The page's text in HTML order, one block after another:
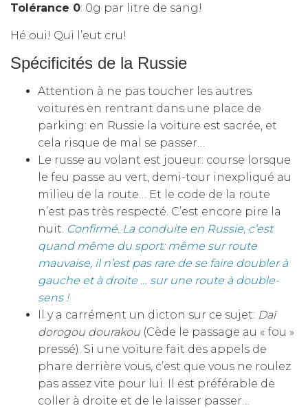
Tolérance 0: 0g par litre de sang!
Hé oui! Qui l’eut cru!
Spécificités de la Russie
Attention à ne pas toucher les autres
voitures en rentrant dans une place de
parking: en Russie la voiture est sacrée, et
cela risque de mal se passer…
Le russe au volant est joueur: course lorsque
le feu passe au vert, demi-tour inexpliqué au
milieu de la route… Et le code de la route
n’est pas très respecté. C’est encore pire la
nuit. Confirmé. La conduite en Russie, c’est
quand même du sport: même sur route
mauvaise, il n’est pas rare de se faire doubler à
gauche et à droite … sur une route à double-
sens !
Il y a carrément un dicton sur ce sujet: Daï
dorogou dourakou (Cède le passage au « fou »
pressé). Si une voiture fait des appels de
phare derrière vous, c’est que vous ne roulez
pas assez vite pour lui. Il est préférable de
coller à droite et de le laisser passer…